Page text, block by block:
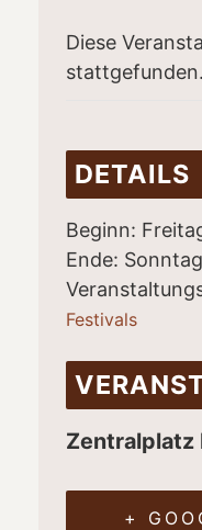
Diese
stattgefunden.
DETAILS
Beginn:
Ende:
Festivals
Zentralplatz
+